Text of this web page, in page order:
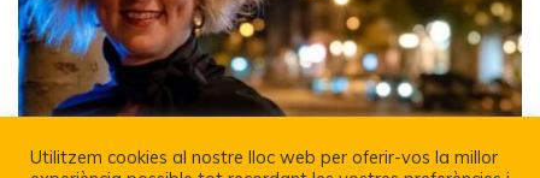
Utilitzem cookies al nostre lloc web per oferir-vos la millor